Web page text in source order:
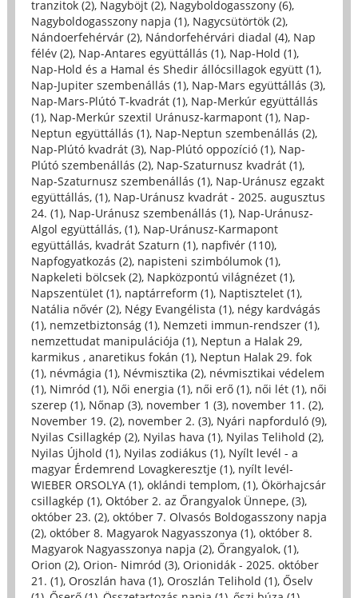
tranzitok (2), Nagyböjt (2), Nagyboldogasszony (6),
Nagyboldogasszony napja (1), Nagycsütörtök (2),
Nándoerfehérvár (2), Nándorfehérvári diadal (4), Nap
félév (2), Nap-Antares együttállás (1), Nap-Hold (1),
Nap-Hold és a Hamal és Shedir állócsillagok együtt (1),
Nap-Jupiter szembenállás (1), Nap-Mars együttállás (3),
Nap-Mars-Plútó T-kvadrát (1), Nap-Merkúr együttállás
(1), Nap-Merkúr szextil Uránusz-karmapont (1), Nap-
Neptun együttállás (1), Nap-Neptun szembenállás (2),
Nap-Plútó kvadrát (3), Nap-Plútó oppozíció (1), Nap-
Plútó szembenállás (2), Nap-Szaturnusz kvadrát (1),
Nap-Szaturnusz szembenállás (1), Nap-Uránusz egzakt
együttállás, (1), Nap-Uránusz kvadrát - 2025. augusztus
24. (1), Nap-Uránusz szembenállás (1), Nap-Uránusz-
Algol együttállás, (1), Nap-Uránusz-Karmapont
együttállás, kvadrát Szaturn (1), napfivér (110),
Napfogyatkozás (2), napisteni szimbólumok (1),
Napkeleti bölcsek (2), Napközpontú világnézet (1),
Napszentület (1), naptárreform (1), Naptisztelet (1),
Natália nővér (2), Négy Evangélista (1), négy kardvágás
(1), nemzetbiztonság (1), Nemzeti immun-rendszer (1),
nemzettudat manipulációja (1), Neptun a Halak 29,
karmikus , anaretikus fokán (1), Neptun Halak 29. fok
(1), névmágia (1), Névmisztika (2), névmisztikai védelem
(1), Nimród (1), Női energia (1), női erő (1), női lét (1), női
szerep (1), Nőnap (3), november 1 (3), november 11. (2),
November 19. (2), november 2. (3), Nyári napforduló (9),
Nyilas Csillagkép (2), Nyilas hava (1), Nyilas Telihold (2),
Nyilas Újhold (1), Nyilas zodiákus (1), Nyílt levél - a
magyar Érdemrend Lovagkeresztje (1), nyílt levél-
WIEBER ORSOLYA (1), oklándi templom, (1), Ökörhajcsár
csillagkép (1), Október 2. az Őrangyalok Ünnepe, (3),
október 23. (2), október 7. Olvasós Boldogasszony napja
(2), október 8. Magyarok Nagyasszonya (1), október 8.
Magyarok Nagyasszonya napja (2), Őrangyalok, (1),
Orion (2), Orion- Nimród (3), Orionidák - 2025. október
21. (1), Oroszlán hava (1), Oroszlán Telihold (1), Őselv